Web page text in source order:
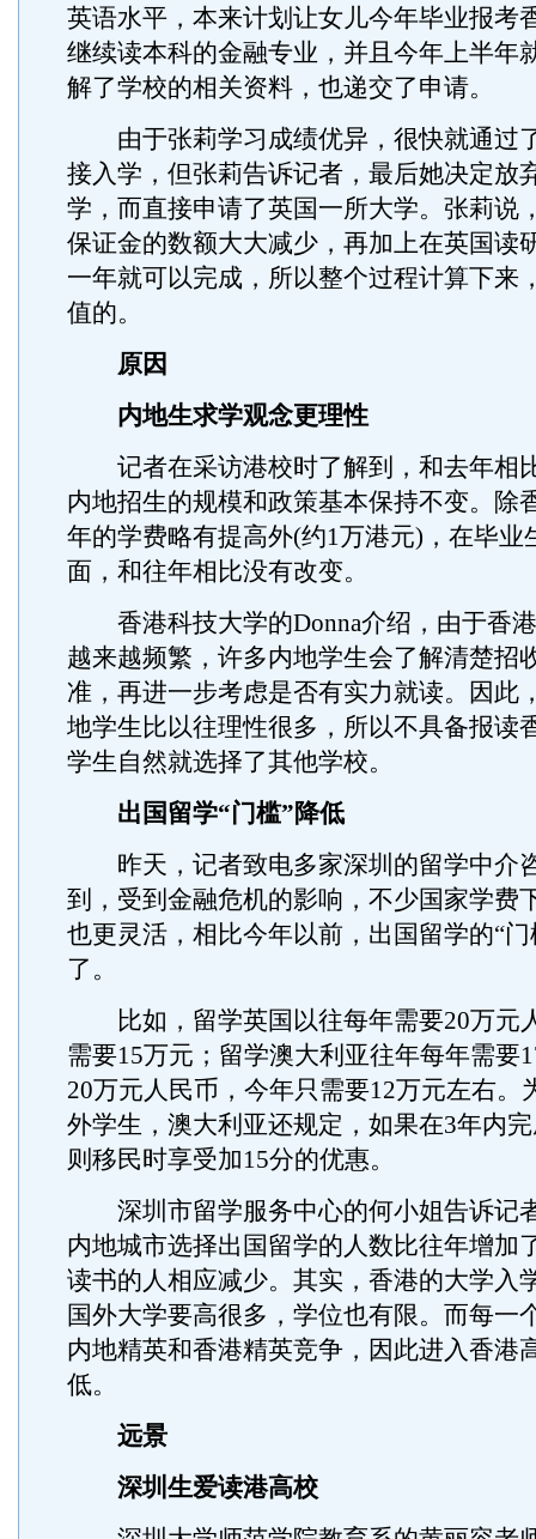
英语水平，本来计划让女儿今年毕业报考
继续读本科的金融专业，并且今年上半年
解了学校的相关资料，也递交了申请。
由于张莉学习成绩优异，很快就通过
接入学，但张莉告诉记者，最后她决定放
学，而直接申请了英国一所大学。张莉说
保证金的数额大大减少，再加上在英国读
一年就可以完成，所以整个过程计算下来
值的。
原因
内地生求学观念更理性
记者在采访港校时了解到，和去年相
内地招生的规模和政策基本保持不变。除
年的学费略有提高外(约1万港元)，在毕业
面，和往年相比没有改变。
香港科技大学的Donna介绍，由于香
越来越频繁，许多内地学生会了解清楚招
准，再进一步考虑是否有实力就读。因此
地学生比以往理性很多，所以不具备报读
学生自然就选择了其他学校。
出国留学“门槛”降低
昨天，记者致电多家深圳的留学中介
到，受到金融危机的影响，不少国家学费
也更灵活，相比今年以前，出国留学的“
了。
比如，留学英国以往每年需要20万元
需要15万元；留学澳大利亚往年每年需要
20万元人民币，今年只需要12万元左右。
外学生，澳大利亚还规定，如果在3年内
则移民时享受加15分的优惠。
深圳市留学服务中心的何小姐告诉记
内地城市选择出国留学的人数比往年增加
读书的人相应减少。其实，香港的大学入
国外大学要高很多，学位也有限。而每一
内地精英和香港精英竞争，因此进入香港
低。
远景
深圳生爱读港高校